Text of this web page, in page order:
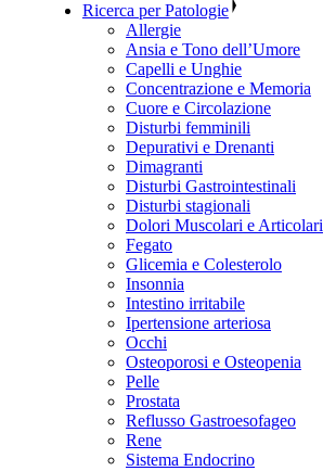
Ricerca per Patologie
Allergie
Ansia e Tono dell’Umore
Capelli e Unghie
Concentrazione e Memoria
Cuore e Circolazione
Disturbi femminili
Depurativi e Drenanti
Dimagranti
Disturbi Gastrointestinali
Disturbi stagionali
Dolori Muscolari e Articolari
Fegato
Glicemia e Colesterolo
Insonnia
Intestino irritabile
Ipertensione arteriosa
Occhi
Osteoporosi e Osteopenia
Pelle
Prostata
Reflusso Gastroesofageo
Rene
Sistema Endocrino